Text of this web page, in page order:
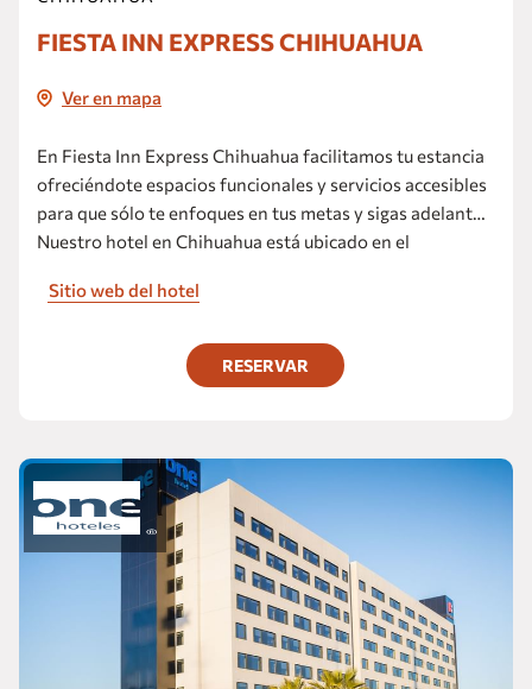
FIESTA INN EXPRESS CHIHUAHUA
Ver en mapa
En Fiesta Inn Express Chihuahua facilitamos tu estancia
ofreciéndote espacios funcionales y servicios accesibles
para que sólo te enfoques en tus metas y sigas adelante.
Nuestro hotel en Chihuahua está ubicado en el
Histórico y de las zonas industriales de la ciudad.
Sitio web del hotel
RESERVAR